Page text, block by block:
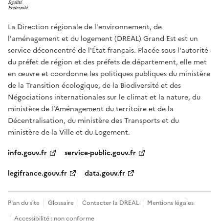
La Direction régionale de l'environnement, de
l'aménagement et du logement (DREAL) Grand Est est un
service déconcentré de l'État français. Placée sous l'autorité
du préfet de région et des préfets de département, elle met
en œuvre et coordonne les politiques publiques du ministère
de la Transition écologique, de la Biodiversité et des
Négociations internationales sur le climat et la nature, du
ministère de l’Aménagement du territoire et de la
Décentralisation, du ministère des Transports et du
ministère de la Ville et du Logement.
info.gouv.fr
service-public.gouv.fr
legifrance.gouv.fr
data.gouv.fr
Plan du site Glossaire Contacter la DREAL
Mentions légales
Accessibilité : non conforme